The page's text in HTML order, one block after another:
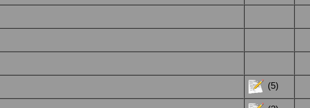
(5)